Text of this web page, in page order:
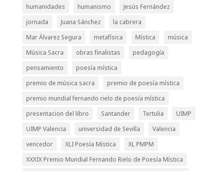
humanidades
humanismo
Jesús Fernández
jornada
Juana Sánchez
la cabrera
Mar Álvarez Segura
metafísica Mística
música
Música Sacra
obras finalistas
pedagogía
pensamiento
poesía mística
premio de música sacra
premio de poesía mística
premio mundial fernando rielo de poesía mística
presentacion del libro
Santander Tertulia
UIMP
UIMP Valencia
universidad de Sevilla
Valencia
vencedor
XLI Poesía Mística
XL PMPM
XXXIX Premio Mundial Fernando Rielo de Poesía Mística